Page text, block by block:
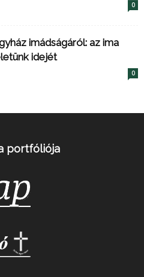
0
imádságáról: az ima
idejét
0
portfóliója